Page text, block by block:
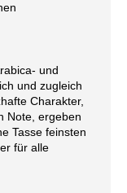
und
und zugleich
Charakter,
Note, ergeben
Tasse feinsten
für alle